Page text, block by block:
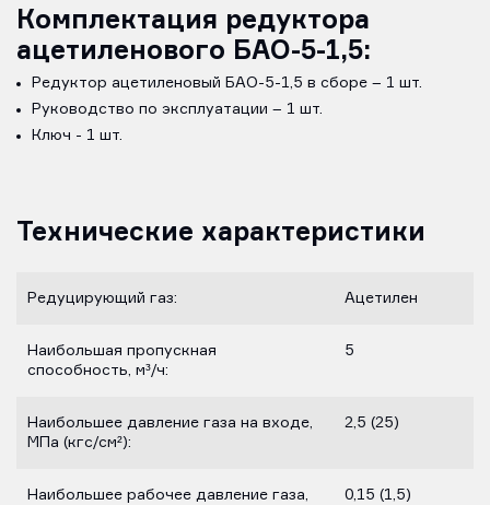
Комплектация редуктора
ацетиленового БАО-5-1,5:
Редуктор ацетиленовый БАО-5-1,5 в сборе – 1 шт.
Руководство по эксплуатации – 1 шт.
Ключ - 1 шт.
Технические характеристики
Редуцирующий газ: Ацетилен
Наибольшая пропускная
способность, м³/ч:
5
Наибольшее давление газа на входе,
МПа (кгс/см²):
2,5 (25)
Наибольшее рабочее давление газа,
0,15 (1,5)